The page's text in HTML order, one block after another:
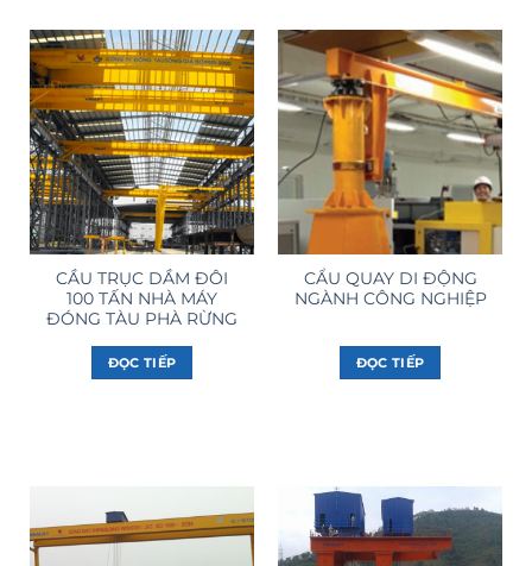
CẦU TRỤC DẦM ĐÔI
100 TẤN NHÀ MÁY
ĐÓNG TÀU PHÀ RỪNG
ĐỌC TIẾP
CẨU QUAY DI ĐỘNG
NGÀNH CÔNG NGHIỆP
ĐỌC TIẾP